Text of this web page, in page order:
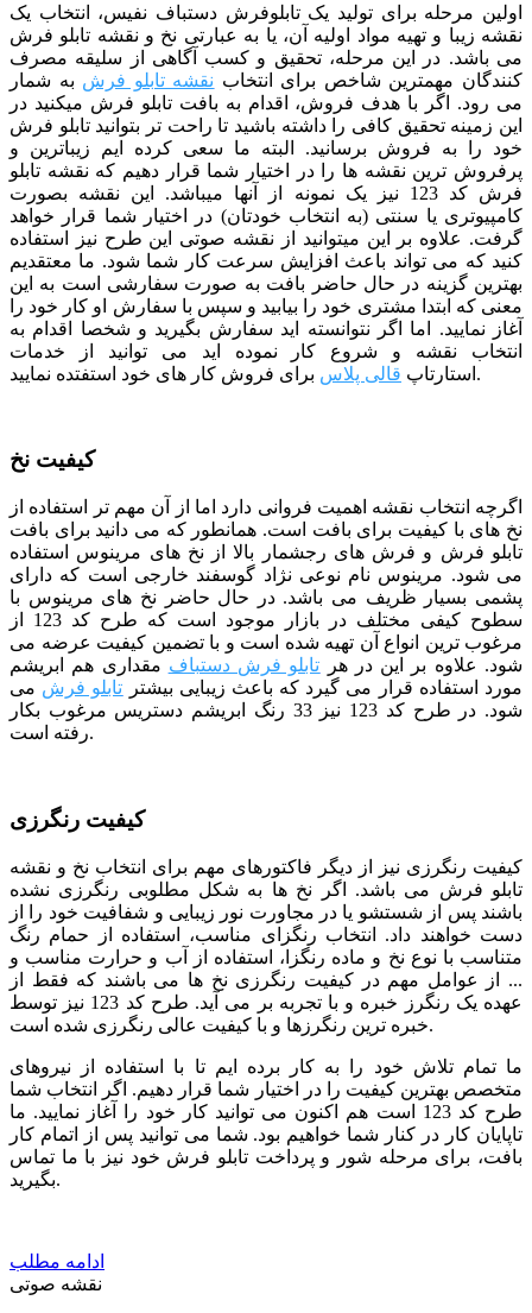
اولین مرحله برای تولید یک تابلوفرش دستباف نفیس، انتخاب یک
نقشه زیبا و تهیه مواد اولیه آن، یا به عبارتی نخ و نقشه تابلو فرش
می باشد. در این مرحله، تحقیق و کسب آگاهی از سلیقه مصرف
کنندگان مهمترین شاخص برای انتخاب نقشه تابلو فرش به شمار
می رود. اگر با هدف فروش، اقدام به بافت تابلو فرش میکنید در
این زمینه تحقیق کافی را داشته باشید تا راحت تر بتوانید تابلو فرش
خود را به فروش برسانید. البته ما سعی کرده ایم زیباترین و
پرفروش ترین نقشه ها را در اختیار شما قرار دهیم که نقشه تابلو
فرش کد 123 نیز یک نمونه از آنها میباشد. این نقشه بصورت
کامپیوتری یا سنتی (به انتخاب خودتان) در اختیار شما قرار خواهد
گرفت. علاوه بر این میتوانید از نقشه صوتی این طرح نیز استفاده
کنید که می تواند باعث افزایش سرعت کار شما شود. ما معتقدیم
بهترین گزینه در حال حاضر بافت به صورت سفارشی است به این
معنی که ابتدا مشتری خود را بیابید و سپس با سفارش او کار خود را
آغاز نمایید. اما اگر نتوانسته اید سفارش بگیرید و شخصا اقدام به
انتخاب نقشه و شروع کار نموده اید می توانید از خدمات
استارتاپ قالی پلاس برای فروش کار های خود استفتده نمایید.
کیفیت نخ
اگرچه انتخاب نقشه اهمیت فروانی دارد اما از آن مهم تر استفاده از
نخ های با کیفیت برای بافت است. همانطور که می دانید برای بافت
تابلو فرش و فرش های رجشمار بالا از نخ های مرینوس استفاده
می شود. مرینوس نام نوعی نژاد گوسفند خارجی است که دارای
پشمی بسیار ظریف می باشد. در حال حاضر نخ های مرینوس با
سطوح کیفی مختلف در بازار موجود است که طرح کد 123 از
مرغوب ترین انواع آن تهیه شده است و با تضمین کیفیت عرضه می
شود. علاوه بر این در هر تابلو فرش دستباف مقداری هم ابریشم
مورد استفاده قرار می گیرد که باعث زیبایی بیشتر
تابلو فرش می
شود. در طرح کد 123 نیز 33 رنگ ابریشم دستریس مرغوب بکار
رفته است.
کیفیت رنگرزی
کیفیت رنگرزی نیز از دیگر فاکتورهای مهم برای انتخاب نخ و نقشه
تابلو فرش می باشد. اگر نخ ها به شکل مطلوبی رنگرزی نشده
باشند پس از شستشو یا در مجاورت نور زیبایی و شفافیت خود را از
دست خواهند داد. انتخاب رنگزای مناسب، استفاده از حمام رنگ
متناسب با نوع نخ و ماده رنگزا، استفاده از آب و حرارت مناسب و
... از عوامل مهم در کیفیت رنگرزی نخ ها می باشند که فقط از
عهده یک رنگرز خبره و با تجربه بر می آید. طرح کد 123 نیز توسط
خبره ترین رنگرزها و با کیفیت عالی رنگرزی شده است.
ما تمام تلاش خود را به کار برده ایم تا با استفاده از نیروهای
متخصص بهترین کیفیت را در اختیار شما قرار دهیم. اگر انتخاب شما
طرح کد 123 است هم اکنون می توانید کار خود را آغاز نمایید. ما
تاپایان کار در کنار شما خواهیم بود. شما می توانید پس از اتمام کار
بافت، برای مرحله شور و پرداخت تابلو فرش خود نیز با ما تماس
بگیرید.
ادامه مطلب
نقشه صوتی